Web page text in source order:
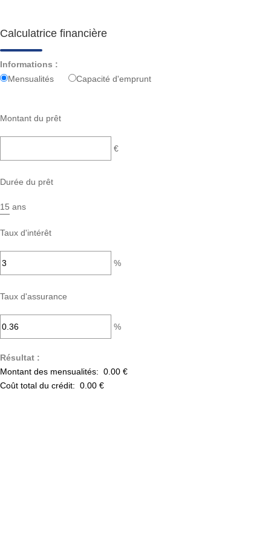
Calculatrice financière
Informations :
Mensualités
Capacité d'emprunt
Montant du prêt
€
Durée du prêt
ans
Taux d'intérêt
%
Taux d'assurance
%
Résultat :
Montant des mensualités: 0.00 €
Coût total du crédit: 0.00 €